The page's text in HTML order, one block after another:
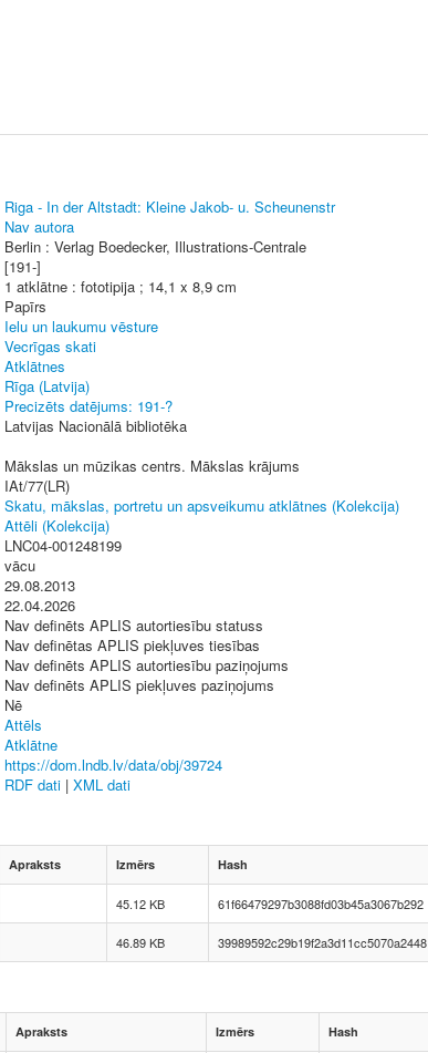
Riga - In der Altstadt: Kleine Jakob- u. Scheunenstr
Nav autora
Berlin : Verlag Boedecker, Illustrations-Centrale
[191-]
1 atklātne : fototipija ; 14,1 x 8,9 cm
Papīrs
Ielu un laukumu vēsture
Vecrīgas skati
Atklātnes
Rīga (Latvija)
Precizēts datējums: 191-?
Latvijas Nacionālā bibliotēka
Mākslas un mūzikas centrs. Mākslas krājums
IAt/77(LR)
Skatu, mākslas, portretu un apsveikumu atklātnes (Kolekcija)
Attēli (Kolekcija)
LNC04-001248199
vācu
29.08.2013
22.04.2026
Nav definēts APLIS autortiesību statuss
Nav definētas APLIS piekļuves tiesības
Nav definēts APLIS autortiesību paziņojums
Nav definēts APLIS piekļuves paziņojums
Nē
Attēls
Atklātne
https://dom.lndb.lv/data/obj/39724
RDF dati | XML dati
Apraksts Izmērs Hash
45.12 KB 61f66479297b3088fd03b45a3067b292
46.89 KB 39989592c29b19f2a3d11cc5070a2448
Apraksts Izmērs Hash